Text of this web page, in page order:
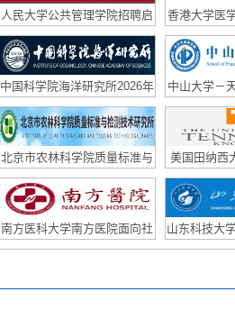
人民大学公共管理学院招聘启
事
香港大学医
队招
中国科学院海洋研究所2026年
博士后招聘公告
中山大学－
聘博士后
北京市农林科学院质量标准与
检测技术研究所招聘合同制科
研助理/联培学生
美国田纳西
招2D
南方医科大学南方医院面向社
会公开招聘皮肤科主任、眼科
山东科技大
外优